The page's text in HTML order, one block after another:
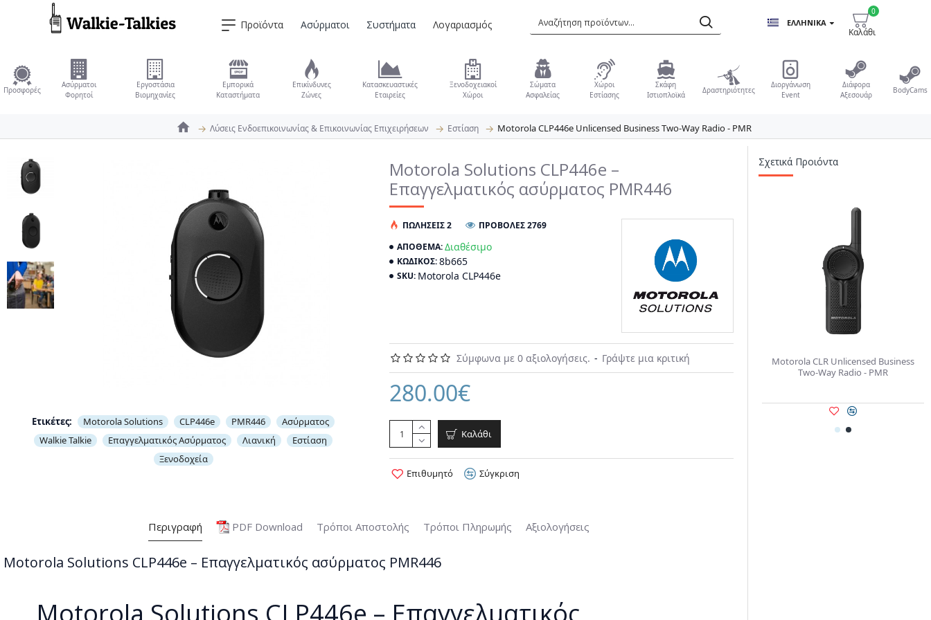
Προϊόντα Ασύρματοι Συστήματα Λογαριασμός ΕΛΛΗΝΙΚΆ
Καλάθι
0
Προσφορές
Ασύρματοι
Φορητοί
Εργοστάσια
Βιομηχανίες
Εμπορικά
Καταστήματα
Επικίνδυνες
Ζώνες
Κατασκευαστικές
Εταιρείες
Ξενοδοχειακοί
Χώροι
Σώματα
Ασφαλείας
Χώροι
Εστίασης
Σκάφη
Ιστιοπλοϊκά
Δραστηριότητες
Διοργάνωση
Event
Διάφορα
Αξεσουάρ
BodyCams
Λύσεις Ενδοεπικοινωνίας & Επικοινωνίας Επιχειρήσεων Εστίαση Motorola CLP446e Unlicensed Business Two-Way Radio - PMR
Ετικέτες: Motorola Solutions CLP446e PMR446
Ασύρματος
Walkie Talkie
Επαγγελματικός Ασύρματος Λιανική
Εστίαση
Ξενοδοχεία
Motorola Solutions CLP446e –
Επαγγελματικός ασύρματος PMR446
ΑΠΌΘΕΜΑ:Διαθέσιμο
ΚΩΔΙΚΌΣ:8b665
SKU: Motorola CLP446e
ΠΩΛΉΣΕΙΣ 2 ΠΡΟΒΟΛΕΣ 2769
Σύμφωνα με 0 αξιολογήσεις. - Γράψτε μια κριτική
280.00€
Καλάθι
Επιθυμητό Σύγκριση
Περιγραφή PDF Download Τρόποι Αποστολής Τρόποι Πληρωμής Αξιολογήσεις
Motorola Solutions CLP446e – Επαγγελματικός ασύρματος PMR446
Σχετικά Προιόντα
Motorola CLR Unlicensed Business
Two-Way Radio - PMR
Motorola CLPe Plus Licensed
Business Two-Way Radio - UHF